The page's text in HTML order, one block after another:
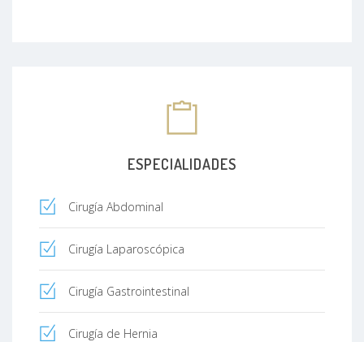
ESPECIALIDADES
Cirugía Abdominal
Cirugía Laparoscópica
Cirugía Gastrointestinal
Cirugía de Hernia